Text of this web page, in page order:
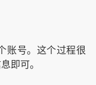
号。这个过程很
即可。